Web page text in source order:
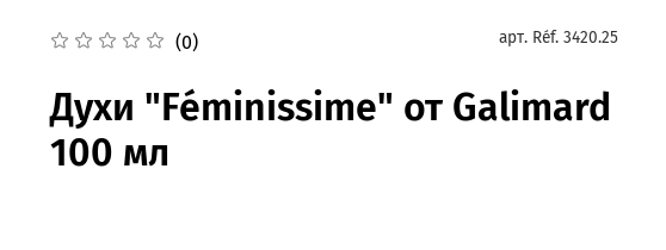
(0) арт. Réf. 3420.25
Духи "Féminissime" от Galimard
100 мл